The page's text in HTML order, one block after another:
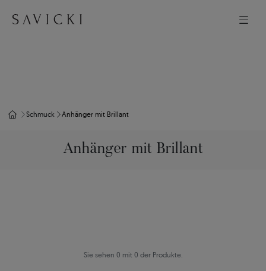
Schmuck Anhänger mit Brillant
Anhänger mit Brillant
Sie sehen 0 mit 0 der Produkte.